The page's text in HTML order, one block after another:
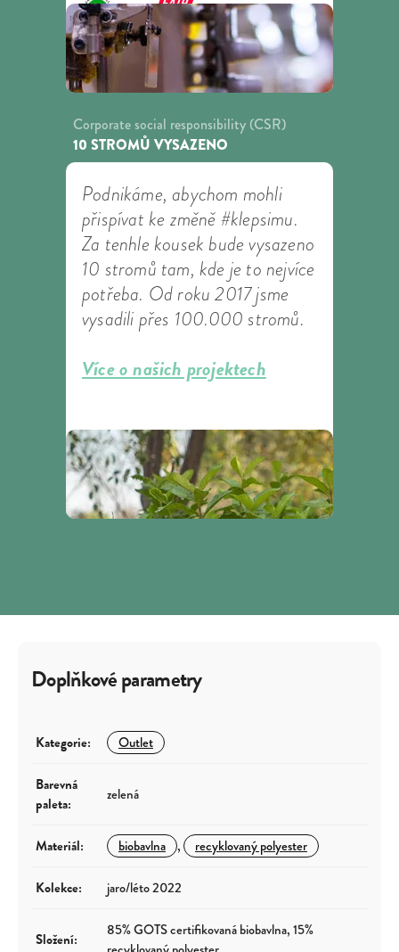
Corporate social responsibility (CSR)
10 STROMŮ VYSAZENO
Podnikáme, abychom mohli
přispívat ke změně #klepsimu.
Za tenhle kousek bude vysazeno
10 stromů tam, kde je to nejvíce
potřeba. Od roku 2017 jsme
vysadili přes 100.000 stromů.
Více o našich projektech
Doplňkové parametry
Kategorie: Outlet
Barevná
paleta: zelená
Materiál: biobavlna , recyklovaný polyester
Kolekce: jaro/léto 2022
Složení:
85% GOTS certifikovaná biobavlna, 15%